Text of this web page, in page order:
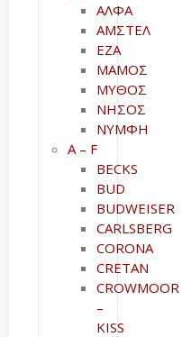
ΑΛΦΑ
ΑΜΣΤΕΛ
ΕΖΑ
ΜΑΜΟΣ
ΜΥΘΟΣ
ΝΗΣΟΣ
ΝΥΜΦΗ
A – F
BECKS
BUD
BUDWEISER
CARLSBERG
CORONA
CRETAN
CROWMOOR
–
KISS